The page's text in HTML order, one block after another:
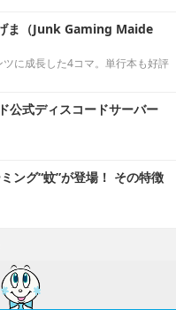
ま（Junk Gaming Maide
に成長した4コマ。単行本も好評
式ディスコードサーバー
ング“蚊”が登場！ その特徴